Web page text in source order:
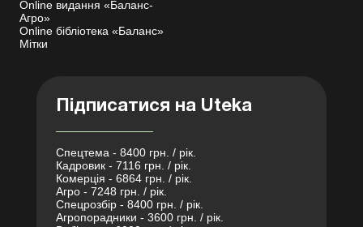
Online видання «Баланс-
Агро»
Online бібліотека «Баланс»
Мітки
Підписатися на Uteka
Спецтема - 8400 грн. / рік.
Кадровик - 7116 грн. / рік.
Комерція - 6864 грн. / рік.
Агро - 7248 грн. / рік.
Спецрозбір - 8400 грн. / рік.
Агропорадники - 3600 грн. / рік.